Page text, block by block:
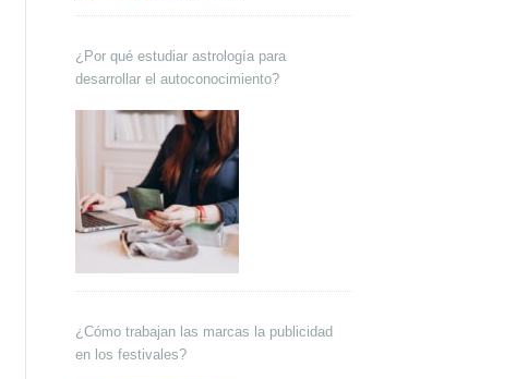
¿Por qué estudiar astrología para
desarrollar el autoconocimiento?
¿Cómo trabajan las marcas la publicidad
en los festivales?